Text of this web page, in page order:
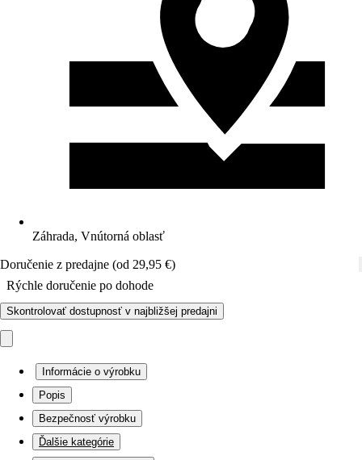
Záhrada, Vnútorná oblasť
Doručenie z predajne (od 29,95 €)
Rýchle doručenie po dohode
Skontrolovať dostupnosť v najbližšej predajni
Informácie o výrobku
Popis
Bezpečnosť výrobku
Ďalšie kategórie